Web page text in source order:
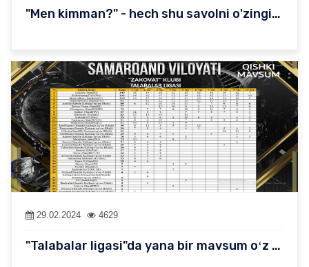
"Men kimman?" - hech shu savolni o'zingizga berib ko'rganmisiz?
29.02.2024 4629
"Talabalar ligasi"da yana bir mavsum oʻz yakuniga yetdi